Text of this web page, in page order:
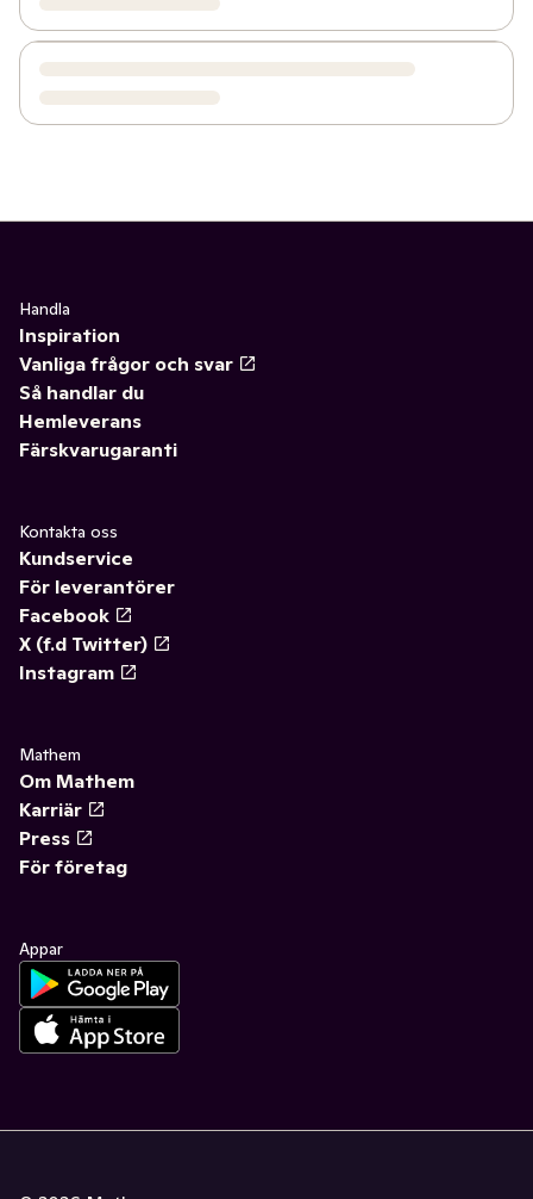
Handla
Inspiration
Vanliga frågor och svar
Så handlar du
Hemleverans
Färskvarugaranti
Kontakta oss
Kundservice
För leverantörer
Facebook
X (f.d Twitter)
Instagram
Mathem
Om Mathem
Karriär
Press
För företag
Appar